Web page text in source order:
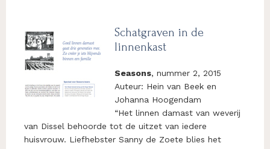
Schatgraven in de
linnenkast
Seasons, nummer 2, 2015
Auteur: Hein van Beek en
Johanna Hoogendam
“Het linnen damast van weverij
van Dissel behoorde tot de uitzet van iedere
huisvrouw. Liefhebster Sanny de Zoete blies het